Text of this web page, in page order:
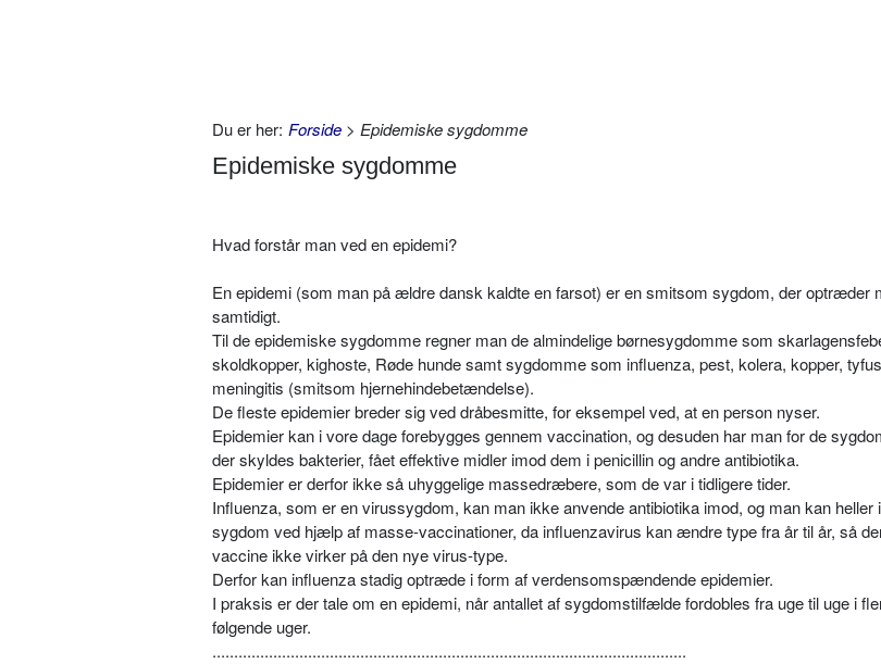
Du er her: Forside > Epidemiske sygdomme
Epidemiske sygdomme
Hvad forstår man ved en epidemi?
En epidemi (som man på ældre dansk kaldte en farsot) er en smitsom sygdom, der optræder
samtidigt.
Til de epidemiske sygdomme regner man de almindelige børnesygdomme som
skoldkopper, kighoste, Røde hunde samt sygdomme som influenza, pest, kolera, kopper,
meningitis (smitsom hjernehindebetændelse).
De fleste epidemier breder sig ved dråbesmitte, for eksempel ved, at en person nyser.
Epidemier kan i vore dage forebygges gennem vaccination, og desuden har man for de
der skyldes bakterier, fået effektive midler imod dem i penicillin og andre antibiotika.
Epidemier er derfor ikke så uhyggelige massedræbere, som de var i tidligere tider.
Influenza, som er en virussygdom, kan man ikke anvende antibiotika imod, og man kan heller
sygdom ved hjælp af masse-vaccinationer, da influenzavirus kan ændre type fra år til år, så
vaccine ikke virker på den nye virus-type.
Derfor kan influenza stadig optræde i form af verdensomspændende epidemier.
I praksis er der tale om en epidemi, når antallet af sygdomstilfælde fordobles fra uge til uge i
følgende uger.
.............................................................................................................